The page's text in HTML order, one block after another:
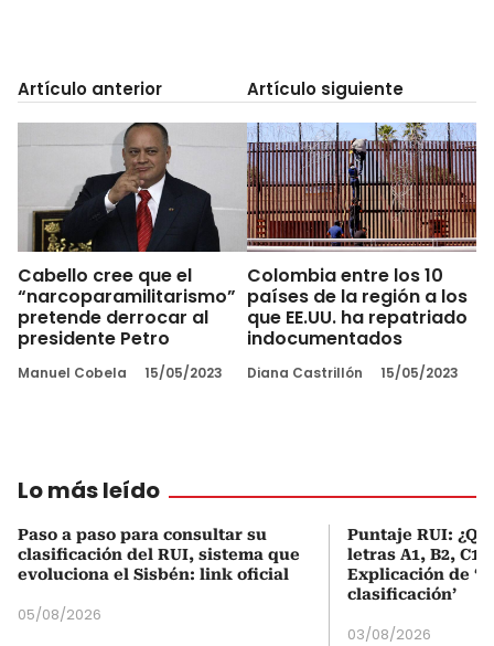
Artículo anterior
Cabello cree que el
“narcoparamilitarismo”
pretende derrocar al
presidente Petro
Manuel Cobela 15/05/2023
Artículo siguiente
Colombia entre los 10
países de la región a los
que EE.UU. ha repatriado
indocumentados
Diana Castrillón 15/05/2023
Lo más leído
Paso a paso para consultar su
clasificación del RUI, sistema que
evoluciona el Sisbén: link oficial
05/08/2026
Puntaje RUI:
letras A1, B2, C1
Explicación de
clasificación’
03/08/2026